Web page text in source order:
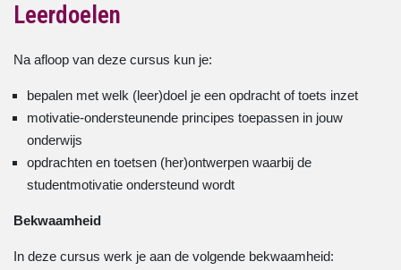
Leerdoelen
Na afloop van deze cursus kun je:
bepalen met welk (leer)doel je een opdracht of toets inzet
motivatie-ondersteunende principes toepassen in jouw
onderwijs
opdrachten en toetsen (her)ontwerpen waarbij de
studentmotivatie ondersteund wordt
Bekwaamheid
In deze cursus werk je aan de volgende bekwaamheid: